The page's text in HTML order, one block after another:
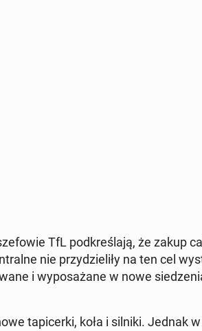
TfL pod­kre­śla­ją, że zakup
nie przy­dzie­li­ły na ten cel
i wy­po­sa­ża­ne w nowe
ta­pi­cer­ki, koła i silniki. Jednak